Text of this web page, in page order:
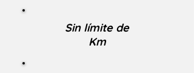
Sin límite de
Km